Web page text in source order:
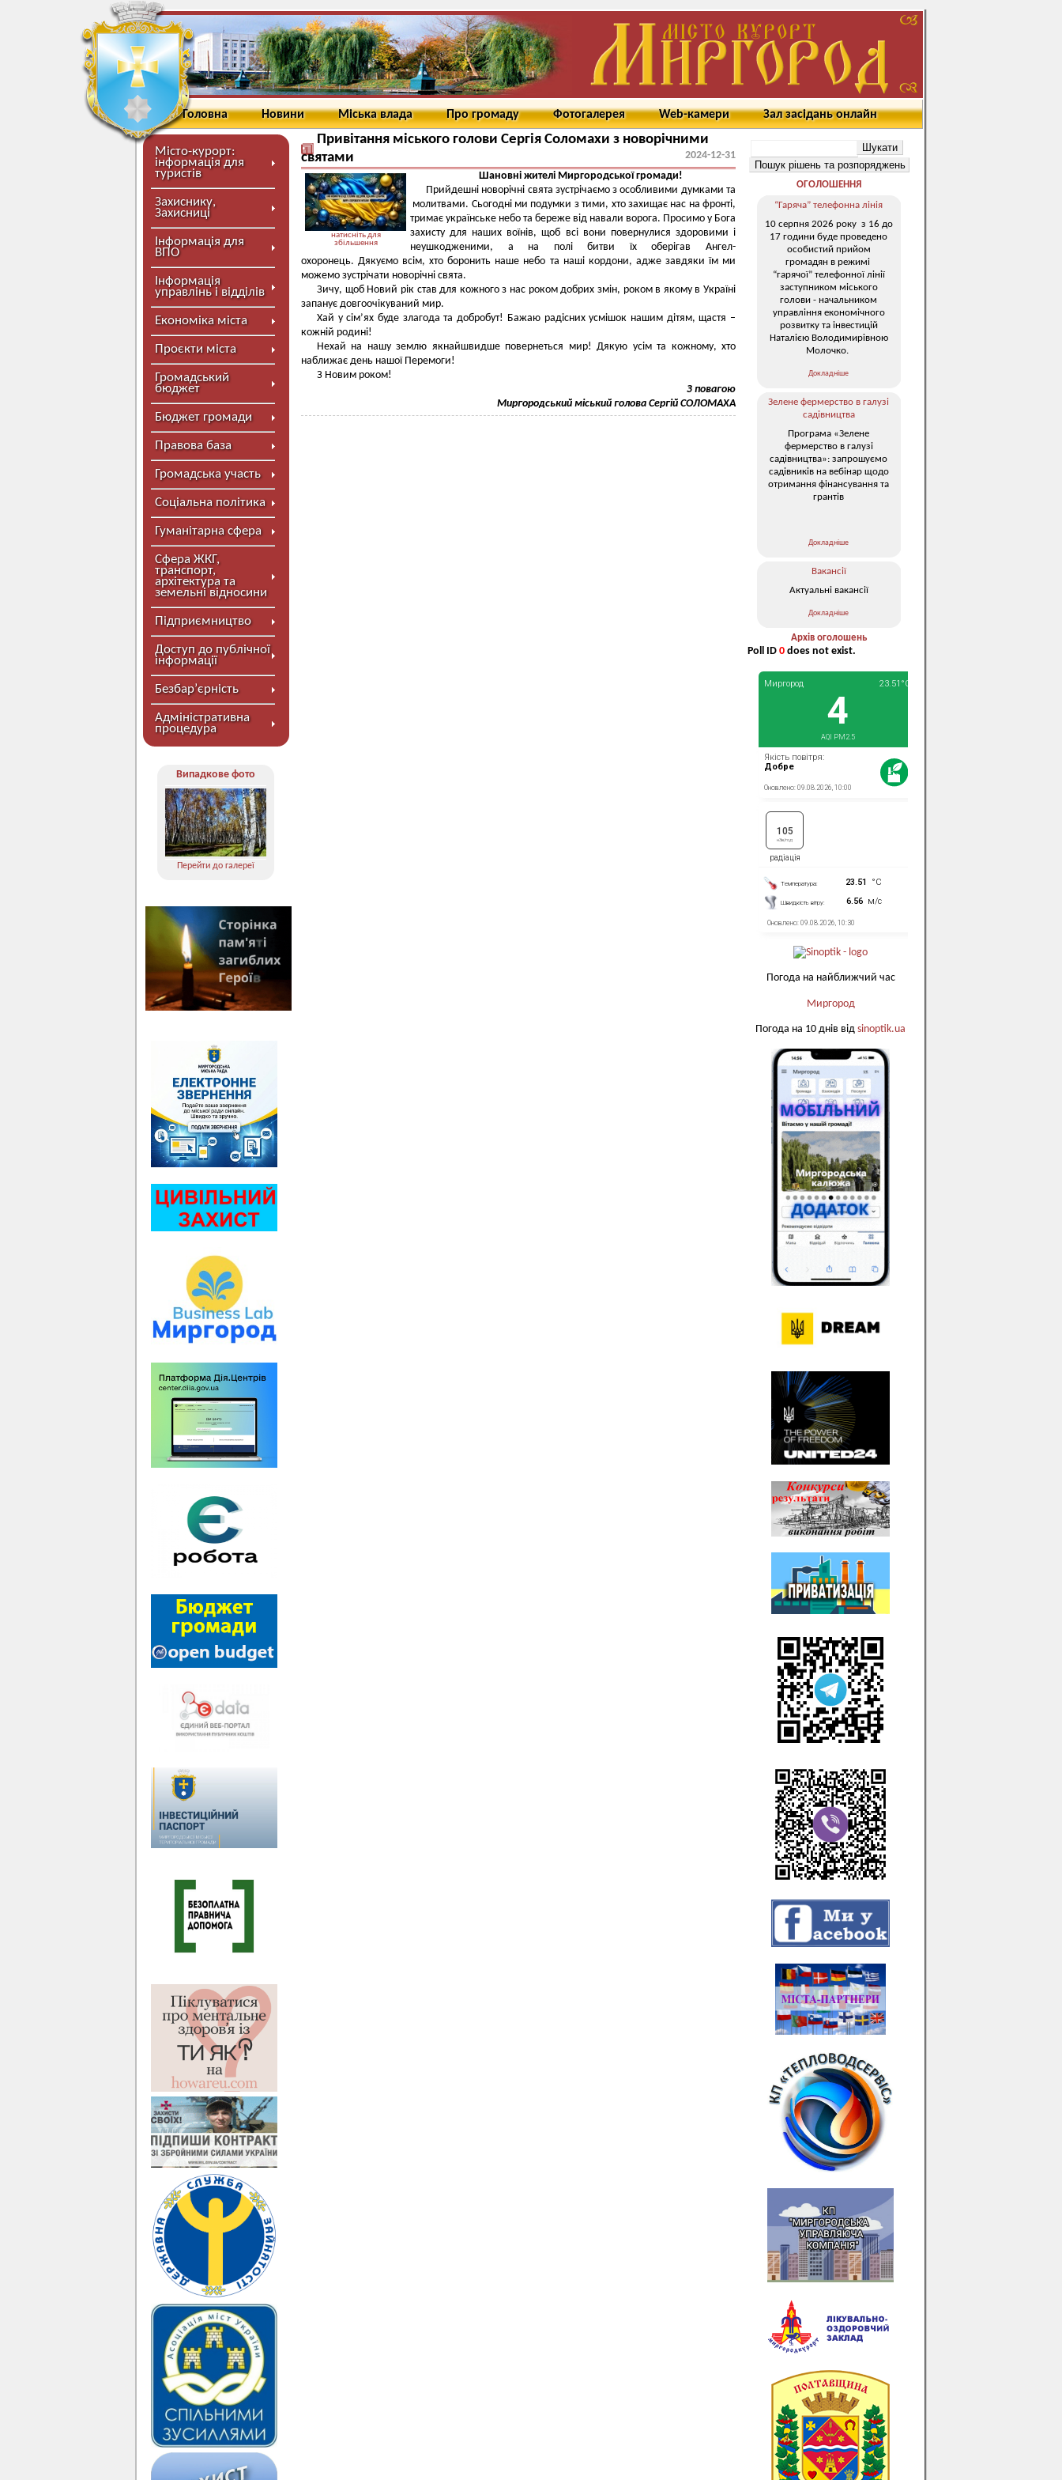
Головна Новини Міська влада Про громаду Фотогалерея Web-камери Зал засідань онлайн
Місто-курорт:
інформація для
туристів
Захиснику,
Захисниці
Інформація для
ВПО
Інформація
управлінь і відділів
Економіка міста
Проєкти міста
Громадський
бюджет
Бюджет громади
Правова база
Громадська участь
Соціальна політика
Гуманітарна сфера
Сфера ЖКГ,
транспорт,
архітектура та
земельні відносини
Підприємництво
Доступ до публічної
інформації
Безбар’єрність
Адміністративна
процедура
Випадкове фото
Перейти до галереї
Привітання міського голови Сергія Соломахи з новорічними
святами
2024-12-31
натисніть для
збільшення
Шановні жителі Миргородської громади!
Прийдешні новорічні свята зустрічаємо з особливими думками та
молитвами. Сьогодні ми подумки з тими, хто захищає нас на фронті,
тримає українське небо та береже від навали ворога. Просимо у Бога
захисту для наших воїнів, щоб всі вони повернулися здоровими і
неушкодженими, а на полі битви їх оберігав Ангел-
охоронець. Дякуємо всім, хто боронить наше небо та наші кордони, адже завдяки їм ми
можемо зустрічати новорічні свята.
Зичу, щоб Новий рік став для кожного з нас роком добрих змін, роком в якому в Україні
запанує довгоочікуваний мир.
Хай у сім’ях буде злагода та добробут! Бажаю радісних усмішок нашим дітям, щастя –
кожній родині!
Нехай на нашу землю якнайшвидше повернеться мир! Дякую усім та кожному, хто
наближає день нашої Перемоги!
З Новим роком!
З повагою
Миргородський міський голова Сергій СОЛОМАХА
ОГОЛОШЕННЯ
“Гаряча” телефонна лінія
10 серпня 2026 року з 16 до
17 години буде проведено
особистий прийом
громадян в режимі
“гарячої” телефонної лінії
заступником міського
голови - начальником
управління економічного
розвитку та інвестицій
Наталією Володимирівною
Молочко.
Докладніше
Зелене фермерство в галузі
садівництва
Програма «Зелене
фермерство в галузі
садівництва»: запрошуємо
садівників на вебінар щодо
отримання фінансування та
грантів
Докладніше
Вакансії
Актуальні вакансії
Докладніше
Архів оголошень
Poll ID 0 does not exist.
Погода на найближчий час
Миргород
Погода на 10 днів від sinoptik.ua